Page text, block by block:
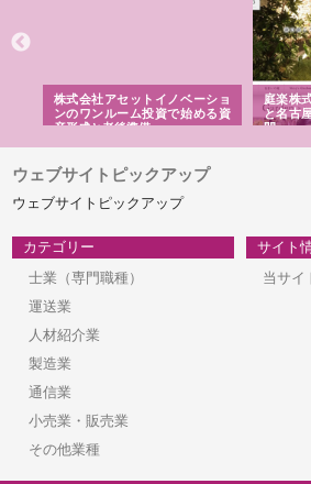
株式会社アセットイノベーショ
ンのワンルーム投資で始める資
産形成と老後準備
庭楽株
と名古
間
ウェブサイトピックアップ
ウェブサイトピックアップ
カテゴリー
士業（専門職種）
運送業
人材紹介業
製造業
通信業
小売業・販売業
その他業種
サイト
当サイ